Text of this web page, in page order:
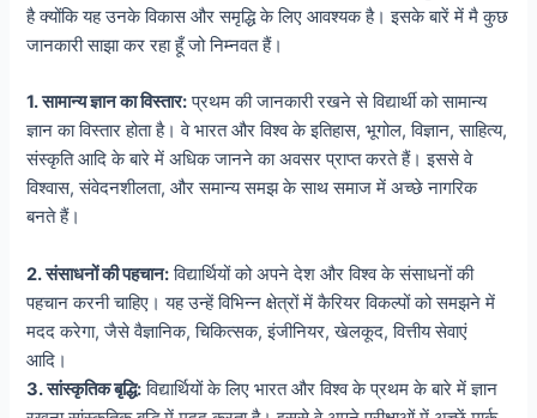
है क्योंकि यह उनके विकास और समृद्धि के लिए आवश्यक है। इसके बारें में मै कुछ
जानकारी साझा कर रहा हूँ जो निम्नवत हैं।
1. सामान्य ज्ञान का विस्तार:प्रथम की जानकारी रखने से विद्यार्थी को सामान्य
ज्ञान का विस्तार होता है। वे भारत और विश्व के इतिहास, भूगोल, विज्ञान, साहित्य,
संस्कृति आदि के बारे में अधिक जानने का अवसर प्राप्त करते हैं। इससे वे
विश्वास, संवेदनशीलता, और समान्य समझ के साथ समाज में अच्छे नागरिक
बनते हैं।
2. संसाधनों की पहचान:विद्यार्थियों को अपने देश और विश्व के संसाधनों की
पहचान करनी चाहिए। यह उन्हें विभिन्न क्षेत्रों में कैरियर विकल्पों को समझने में
मदद करेगा, जैसे वैज्ञानिक, चिकित्सक, इंजीनियर, खेलकूद, वित्तीय सेवाएं
आदि।
3. सांस्कृतिक बृद्धि:विद्यार्थियों के लिए भारत और विश्व के प्रथम के बारे में ज्ञान